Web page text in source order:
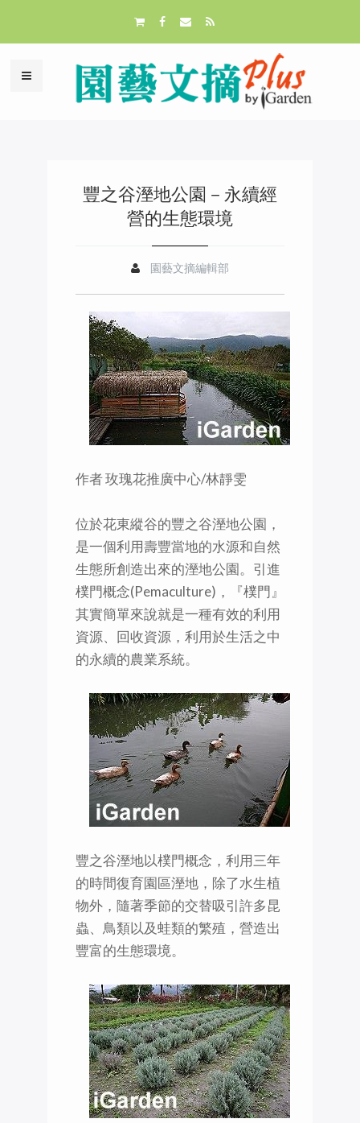
豐之谷溼地公園－永續經
營的生態環境
園藝文摘編輯部
作者 玫瑰花推廣中心/林靜雯
位於花東縱谷的豐之谷溼地公園，
是一個利用壽豐當地的水源和自然
生態所創造出來的溼地公園。引進
樸門概念(Pemaculture)，『樸門』
其實簡單來說就是一種有效的利用
資源、回收資源，利用於生活之中
的永續的農業系統。
豐之谷溼地以樸門概念，利用三年
的時間復育園區溼地，除了水生植
物外，隨著季節的交替吸引許多昆
蟲、鳥類以及蛙類的繁殖，營造出
豐富的生態環境。